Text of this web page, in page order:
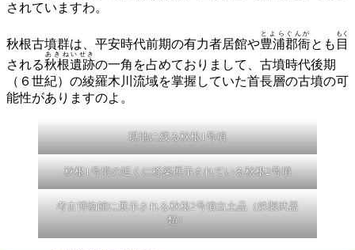
されていますわ。
秋根古墳群は、平安時代前期の有力者居館や豊浦郡衙
とよらぐんが
とも 目
もく
される秋根遺跡
あきねいせき
の一角を占めておりまして、古墳時代後期
（６世紀）の綾羅木川流域を掌握していた首長層の古墳の可
能性がありますのよ。
現地に残る秋根1号墳
秋根1号墳の近くに移築展示されている秋根2号墳
考古博物館に展示される秋根2号墳出土品（鉄製武器
類）